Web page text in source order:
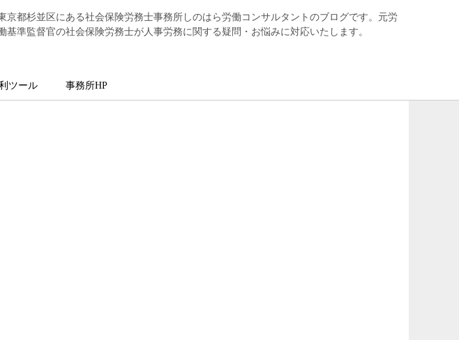
京都杉並区にある社会保険労務士事務所しのはら労働コンサルタントのブログです。元労
基準監督官の社会保険労務士が人事労務に関する疑問・お悩みに対応いたします。
ツール 事務所HP